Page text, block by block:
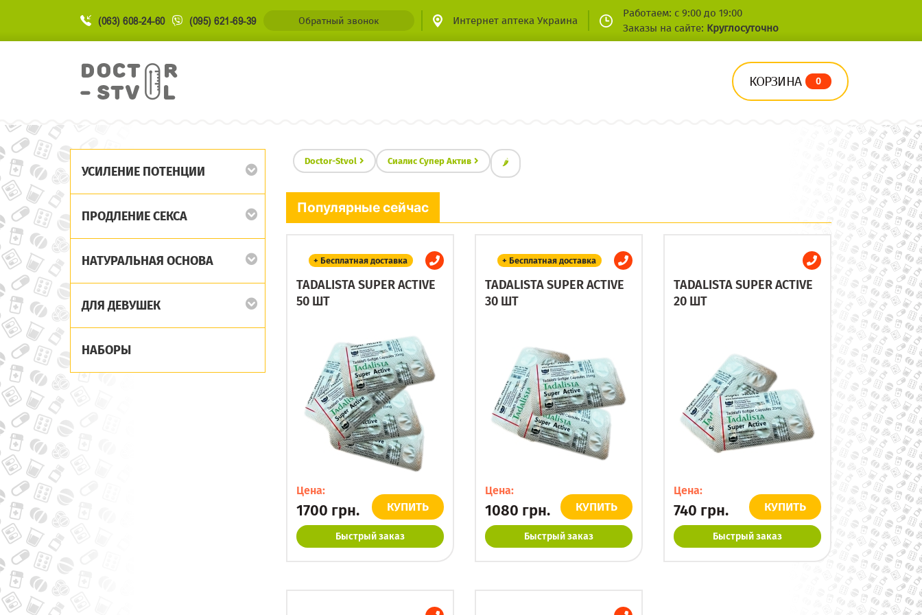
(063) 608-24-60 (095) 621-69-39 Обратный звонок Интернет аптека Украина
Работаем: с 9:00 до 19:00
Заказы на сайте: Круглосуточно
КОРЗИНА 0
УСИЛЕНИЕ ПОТЕНЦИИ
ПРОДЛЕНИЕ СЕКСА
НАТУРАЛЬНАЯ ОСНОВА
ДЛЯ ДЕВУШЕК
НАБОРЫ
Doctor-Stvol Сиалис Супер Актив 🌶
Популярные сейчас
+ Бесплатная доставка
TADALISTA SUPER ACTIVE
50 ШТ
Цена:
1700 грн. КУПИТЬ
Быстрый заказ
+ Бесплатная доставка
TADALISTA SUPER ACTIVE
30 ШТ
Цена:
1080 грн. КУПИТЬ
Быстрый заказ
TADALISTA SUPER ACTIVE
20 ШТ
Цена:
740 грн. КУПИТЬ
Быстрый заказ